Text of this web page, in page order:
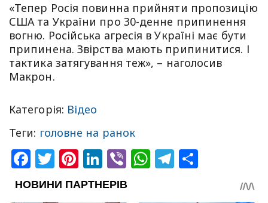
«Тепер Росія повинна прийняти пропозицію
США та України про 30-денне припинення
вогню. Російська агресія в Україні має бути
припинена. Звірства мають припинитися. І
тактика затягування теж», – наголосив
Макрон.
Категорія: Відео
Теги: головне на ранок
Facebook
Twitter
Pinterest
LinkedIn
ViberWhatsApp
Telegram